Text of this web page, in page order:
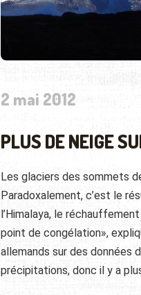
2 mai 2012
PLUS DE NEIGE
Les glaciers des sommets
Paradoxalement, c’est le
l’Himalaya, le
point de congélation»,
allemands sur des données
précipitations, donc il y a